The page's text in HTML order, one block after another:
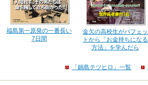
福島第一原発の一番長い
7日間
金欠の高校生がバフェッ
トから「お金持ちになる
方法」を学んだら
「鍋島テツヒロ」一覧